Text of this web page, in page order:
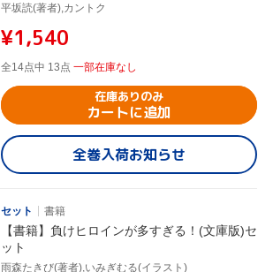
平坂読(著者),カントク
¥1,540
全14点中 13点 一部在庫なし
在庫ありのみ
カートに追加
全巻入荷お知らせ
セット 書籍
【書籍】負けヒロインが多すぎる！(文庫版)セ
ット
雨森たきび(著者),いみぎむる(イラスト)